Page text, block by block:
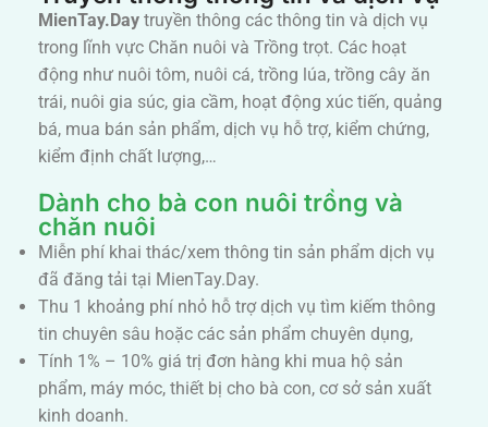
MienTay.Day truyền thông các thông tin và dịch vụ
trong lĩnh vực Chăn nuôi và Trồng trọt. Các hoạt
động như nuôi tôm, nuôi cá, trồng lúa, trồng cây ăn
trái, nuôi gia súc, gia cầm, hoạt động xúc tiến, quảng
bá, mua bán sản phẩm, dịch vụ hỗ trợ, kiểm chứng,
kiểm định chất lượng,…
Dành cho bà con nuôi trồng và
chăn nuôi
Miễn phí khai thác/xem thông tin sản phẩm dịch vụ
đã đăng tải tại MienTay.Day.
Thu 1 khoảng phí nhỏ hỗ trợ dịch vụ tìm kiếm thông
tin chuyên sâu hoặc các sản phẩm chuyên dụng,
Tính 1% – 10% giá trị đơn hàng khi mua hộ sản
phẩm, máy móc, thiết bị cho bà con, cơ sở sản xuất
kinh doanh.